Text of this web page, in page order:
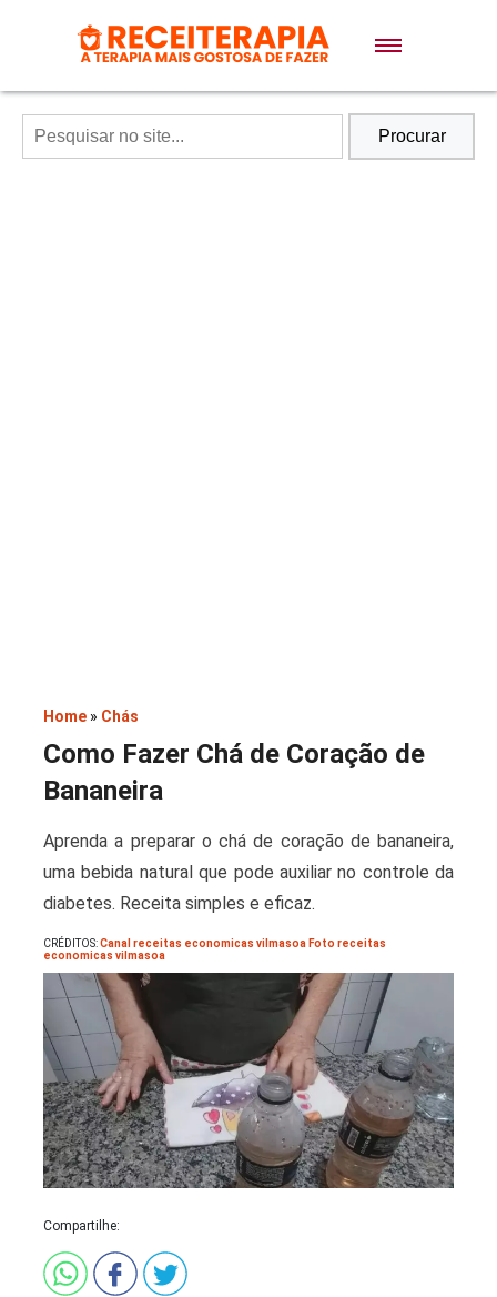
Doces e Sobremesas
Air Fryer
Procurar
Home » Chás
Como Fazer Chá de Coração de
Bananeira
Aprenda a preparar o chá de coração de bananeira,
uma bebida natural que pode auxiliar no controle da
diabetes. Receita simples e eficaz.
CRÉDITOS:Canal receitas economicas vilmasoa Foto receitas
economicas vilmasoa
Compartilhe: